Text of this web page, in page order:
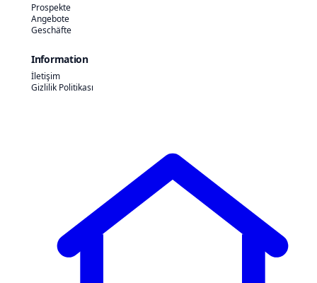
Prospekte
Angebote
Geschäfte
Information
İletişim
Gizlilik Politikası